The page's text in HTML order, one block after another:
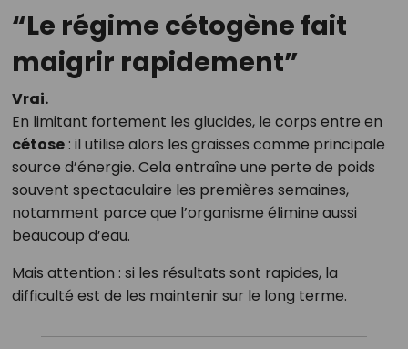
“Le régime cétogène fait
maigrir rapidement”
Vrai.
En limitant fortement les glucides, le corps entre en
cétose: il utilise alors les graisses comme principale
source d’énergie. Cela entraîne une perte de poids
souvent spectaculaire les premières semaines,
notamment parce que l’organisme élimine aussi
beaucoup d’eau.
Mais attention : si les résultats sont rapides, la
difficulté est de les maintenir sur le long terme.